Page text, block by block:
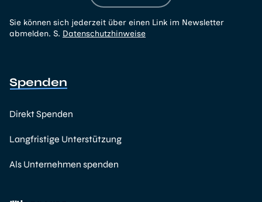
Sie können sich jederzeit über einen Link im Newsletter
abmelden. S. Datenschutzhinweise
Spenden
Direkt Spenden
Langfristige Unterstützung
Als Unternehmen spenden